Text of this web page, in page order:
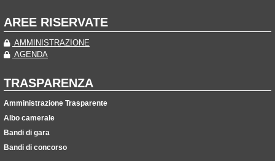
AREE RISERVATE
AMMINISTRAZIONE
AGENDA
TRASPARENZA
Amministrazione Trasparente
Albo camerale
Bandi di gara
Bandi di concorso